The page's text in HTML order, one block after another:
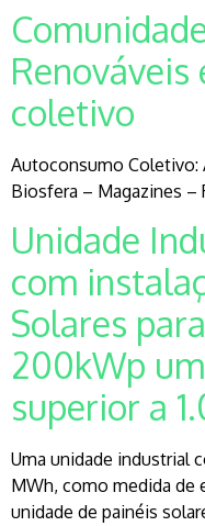
coletivo
Autoconsumo Coletivo:
Biosfera – Magazines –
Unidade
com
Solares
200kWp
superior a
Uma unidade industrial
MWh, como medida de
unidade de painéis